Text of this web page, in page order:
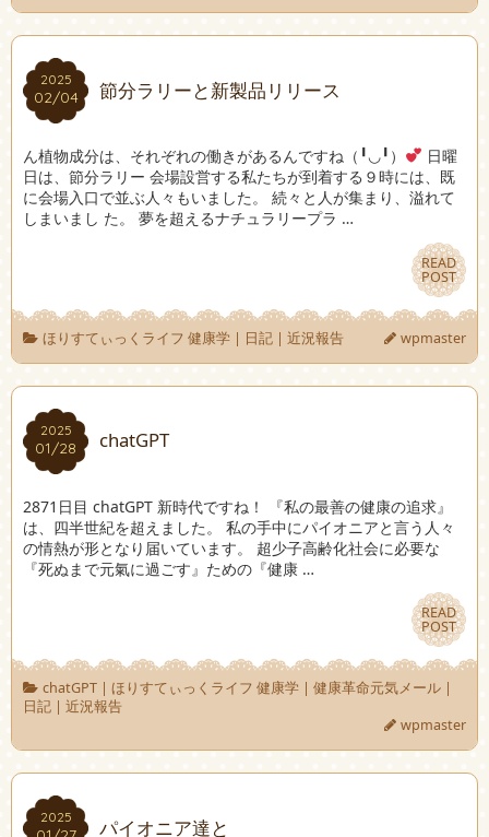
2025
02/04
2025
02/04 節分ラリーと新製品リリース
ん植物成分は、それぞれの働きがあるんですね（╹◡╹）
日曜
日は、節分ラリー 会場設営する私たちが到着する９時には、既
に会場入口で並ぶ人々もいました。 続々と人が集まり、溢れて
しまいまし た。 夢を超えるナチュラリープラ …
READ
POST
READ
POST
ほりすてぃっくライフ 健康学| 日記| 近況報告 wpmaster
2025
01/28
2025
01/28 chatGPT
2871日目 chatGPT 新時代ですね！ 『私の最善の健康の追求』
は、四半世紀を超えました。 私の手中にパイオニアと言う人々
の情熱が形となり届いています。 超少子高齢化社会に必要な
『死ぬまで元氣に過ごす』ための『健康 …
READ
POST
READ
POST
chatGPT| ほりすてぃっくライフ 健康学| 健康革命元気メール|
日記 | 近況報告
wpmaster
2025
2025 パイオニア達と